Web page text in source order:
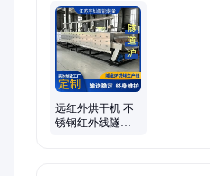
远红外烘干机 不
锈钢红外线隧道